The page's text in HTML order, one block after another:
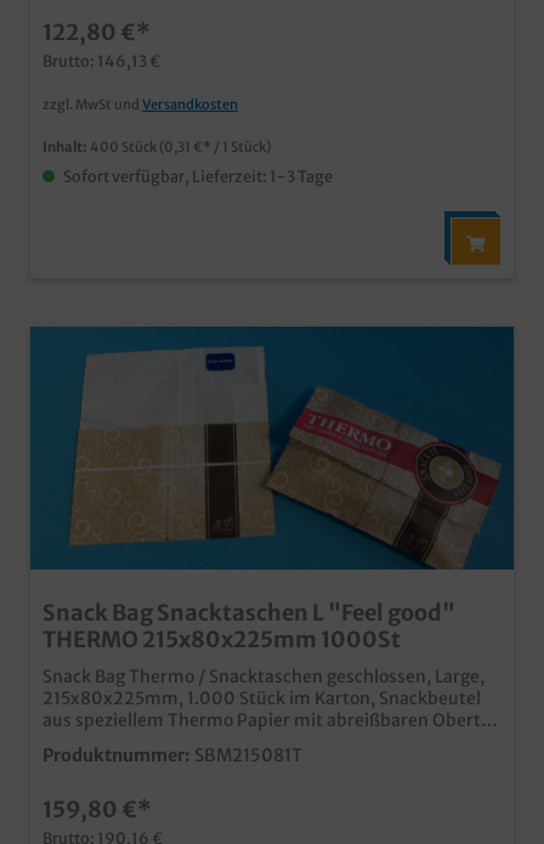
Auch mit Ihrem individuellen Design bedruckbar, unser
Kundenservice berät Sie gern
122,80 €*
Brutto: 146,13 €
zzgl. MwSt und Versandkosten
Inhalt: 400 Stück (0,31 €* / 1 Stück)
Sofort verfügbar, Lieferzeit: 1-3 Tage
Snack Bag Snacktaschen L "Feel good"
THERMO 215x80x225mm 1000St
Snack Bag Thermo / Snacktaschen geschlossen, Large,
215x80x225mm, 1.000 Stück im Karton, Snackbeutel
aus speziellem Thermo Papier mit abreißbaren Oberteil
(wei bei Snack Bag), 225mm hoch (davon 100mm
abreißbar), bequemer und sauberer Genuss für
und isolierend, Ideal für warme Brötchen, Sandwiches,
Baguettes usw. Qualität "Made in Germany" auch in
Produktnummer: SBM215081T
159,80 €*
Brutto: 190,16 €